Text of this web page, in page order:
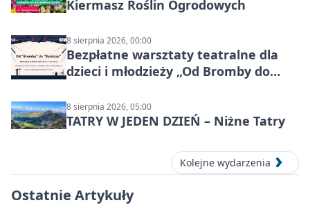
Kiermasz Roślin Ogrodowych
8 sierpnia 2026, 00:00
Bezpłatne warsztaty teatralne dla
dzieci i młodzieży „Od Bromby do
8 sierpnia 2026, 05:00
TATRY W JEDEN DZIEŃ – Niżne Tatry
Kolejne wydarzenia
Ostatnie Artykuły